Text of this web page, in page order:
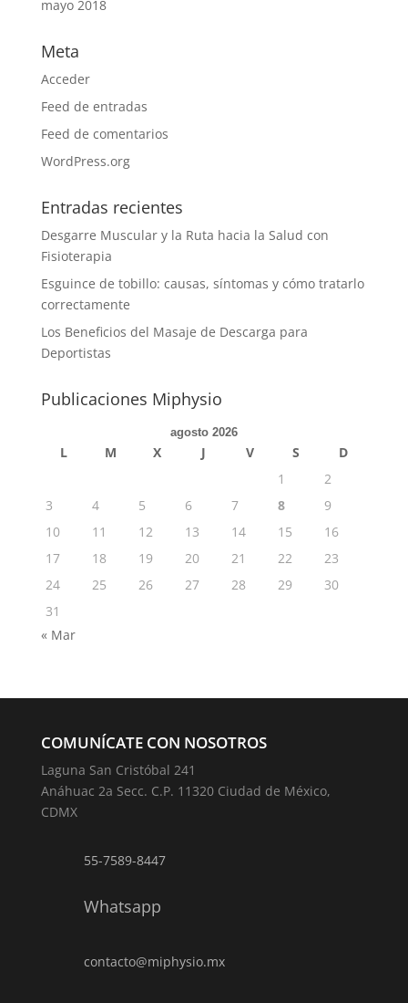
mayo 2018
Meta
Acceder
Feed de entradas
Feed de comentarios
WordPress.org
Entradas recientes
Desgarre Muscular y la Ruta hacia la Salud con
Fisioterapia
Esguince de tobillo: causas, síntomas y cómo tratarlo
correctamente
Los Beneficios del Masaje de Descarga para
Deportistas
Publicaciones Miphysio
agosto 2026
L M X J V S
D
1
2
3
4 5 6 7 8
9
10
11 12 13 14 15
16
17
18 19 20 21 22
23
24
25 26 27 28 29
30
31
« Mar
COMUNÍCATE CON NOSOTROS
Laguna San Cristóbal 241
Anáhuac 2a Secc. C.P. 11320 Ciudad de México,
CDMX
55-7589-8447
Whatsapp
contacto@miphysio.mx